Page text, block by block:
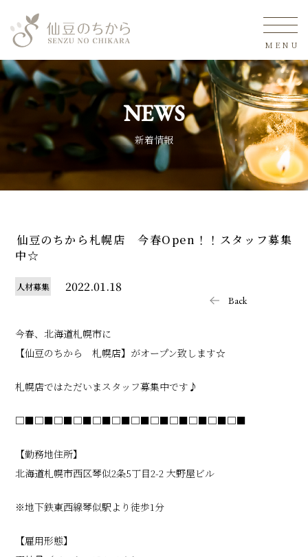
MENU
NEWS
新着情報
仙豆のちから札幌店 今春Open！！スタッフ募集
中☆
人材募集 2022.01.18
今春、北海道札幌市に
【仙豆のちから 札幌店】がオープン致します☆
札幌店ではただいまスタッフ募集中です♪
□■□■□■□■□■□■□■□■□■□■□■□■
【勤務地住所】
北海道札幌市西区琴似2条5丁目2-2 大野屋ビル
※地下鉄東西線琴似駅より徒歩1分
【雇用形態】
Back